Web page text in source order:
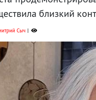
близкий
Сыч